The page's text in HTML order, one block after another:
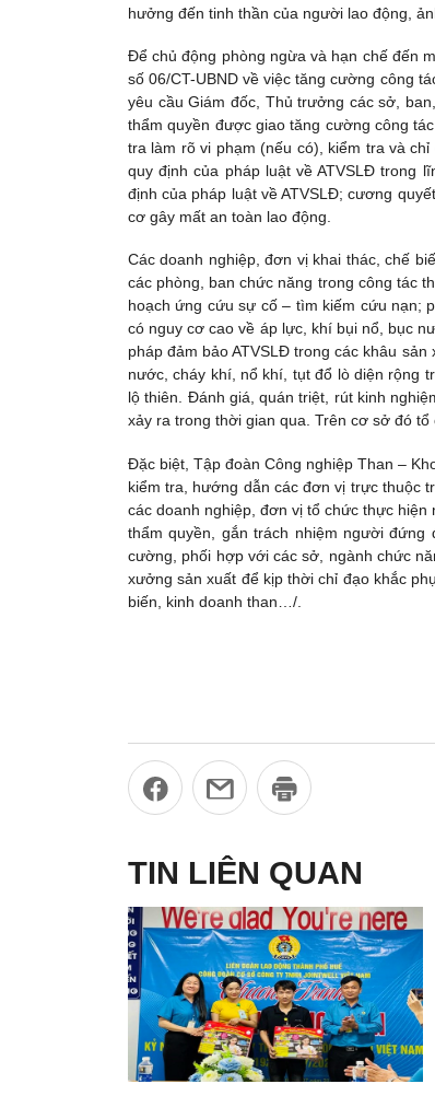
hưởng đến tinh thần của người lao động,
Để chủ động phòng ngừa và hạn chế đến
số 06/CT-UBND về việc tăng cường công
yêu cầu Giám đốc, Thủ trưởng các sở,
thẩm quyền được giao tăng cường công
tra làm rõ vi phạm (nếu có), kiểm tra và
quy định của pháp luật về ATVSLĐ trong
định của pháp luật về ATVSLĐ; cương
cơ gây mất an toàn lao động.
Các doanh nghiệp, đơn vị khai thác, chế
các phòng, ban chức năng trong công tác
hoạch ứng cứu sự cố – tìm kiếm cứu nạn;
có nguy cơ cao về áp lực, khí bụi nổ, bục
pháp đảm bảo ATVSLĐ trong các khâu
nước, cháy khí, nổ khí, tụt đổ lò diện rộng
lộ thiên. Đánh giá, quán triệt, rút kinh
xảy ra trong thời gian qua. Trên cơ sở đó
Đặc biệt, Tập đoàn Công nghiệp Than –
kiểm tra, hướng dẫn các đơn vị trực thuộc
các doanh nghiệp, đơn vị tổ chức thực
thẩm quyền, gắn trách nhiệm người
cường, phối hợp với các sở, ngành chức
xưởng sản xuất để kịp thời chỉ đạo khắc
biến, kinh doanh than…/.
TIN LIÊN QUAN